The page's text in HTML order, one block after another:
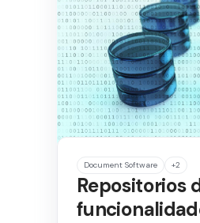
Document Software +2
Repositorios